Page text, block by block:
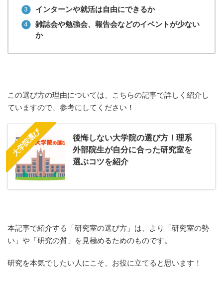
インターンや就活は自由にできるか
雑誌会や勉強会、報告会などのイベントが少ない
か
この選び方の理由については、こちらの記事で詳しく紹介し
ていますので、参考にしてください！
大学院選び
後悔しない大学院の選び方！理系
外部院生が自分に合った研究室を
選ぶコツを紹介
本記事で紹介する「研究室の選び方」は、より「研究室の勢
い」や「研究の質」を見極めるためのものです。
研究を本気でしたい人にこそ、お役に立てると思います！